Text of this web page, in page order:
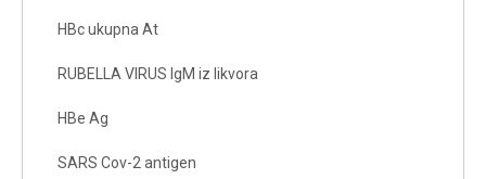
HBc ukupna At
RUBELLA VIRUS IgM iz likvora
HBe Ag
SARS Cov-2 antigen